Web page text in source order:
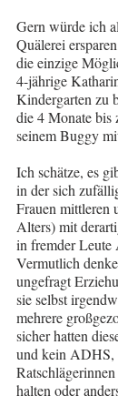
Gern würde ich
Quälerei
die einzige
4-jährige
Kindergarten zu
die 4 Monate bis
seinem Buggy
Ich schätze, es
in der sich
Frauen mittleren
Alters) mit
in fremder Leute
Vermutlich
ungefragt
sie selbst
mehrere
sicher hatten
und kein ADHS,
halten oder